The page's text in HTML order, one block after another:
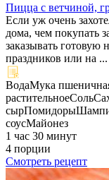
Пицца с ветчиной,
Если уж очень
дома, чем покупать
заказывать готовую
праздников или на ...
ВодаМука
растительноеСоль
сырПомидоры
соусМайонез
1 час 30 минут
4 порции
Смотреть рецепт